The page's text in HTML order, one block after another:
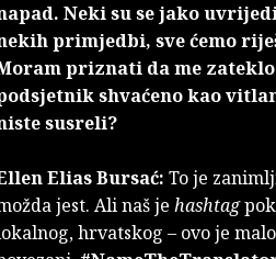
Neki su se jako
primjedbi, sve ćemo
priznati da me
shvaćeno kao
susreli?
Elias Bursać: To je
jest. Ali naš je hashtag
hrvatskog – ovo je